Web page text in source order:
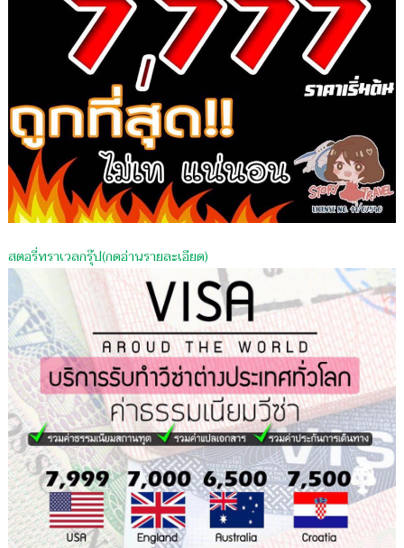
สตอรี่ทราเวลกรุ๊ป(กดอ่านรายละเอียด)